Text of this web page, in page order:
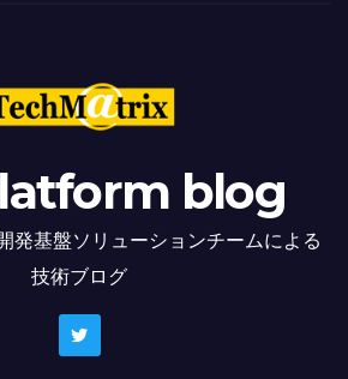
blog
発基盤ソリューションチームによる
技術ブログ